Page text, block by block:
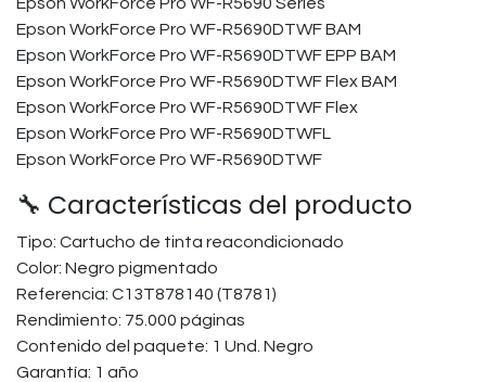
Epson WorkForce Pro WF-R5690DTWF BAM​
Epson WorkForce Pro WF-R5690DTWF EPP BAM​
Epson WorkForce Pro WF-R5690DTWF Flex BAM​
Epson WorkForce Pro WF-R5690DTWF Flex​
Epson WorkForce Pro WF-R5690DTWFL
Epson WorkForce Pro WF-R5690DTWF​
🔧 Características del producto
Tipo: Cartucho de tinta reacondicionado
Color: Negro pigmentado
Referencia: C13T878140 (T8781)
Rendimiento: 75.000 páginas
Contenido del paquete: 1 Und. Negro
Garantía: 1 año